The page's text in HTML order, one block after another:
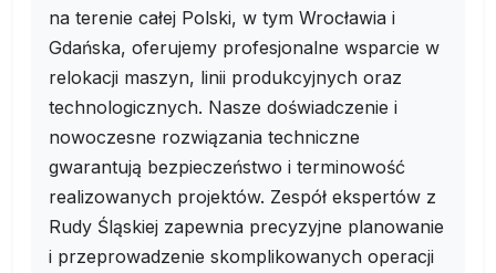
na terenie całej Polski, w tym Wrocławia i
Gdańska, oferujemy profesjonalne wsparcie w
relokacji maszyn, linii produkcyjnych oraz
technologicznych. Nasze doświadczenie i
nowoczesne rozwiązania techniczne
gwarantują bezpieczeństwo i terminowość
realizowanych projektów. Zespół ekspertów z
Rudy Śląskiej zapewnia precyzyjne planowanie
i przeprowadzenie skomplikowanych operacji